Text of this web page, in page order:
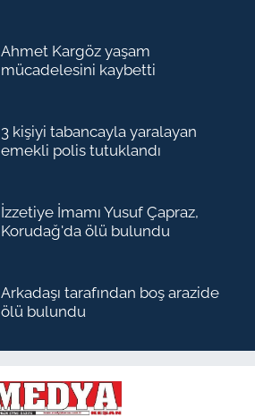
Ahmet Kargöz yaşam
mücadelesini kaybetti
3 kişiyi tabancayla yaralayan
emekli polis tutuklandı
İzzetiye İmamı Yusuf Çapraz,
Korudağ'da ölü bulundu
Arkadaşı tarafından boş arazide
ölü bulundu